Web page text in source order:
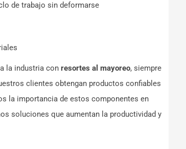
de trabajo sin deformarse
la industria con resortes al mayoreo, siempre
clientes obtengan productos confiables
la importancia de estos componentes en
soluciones que aumentan la productividad y